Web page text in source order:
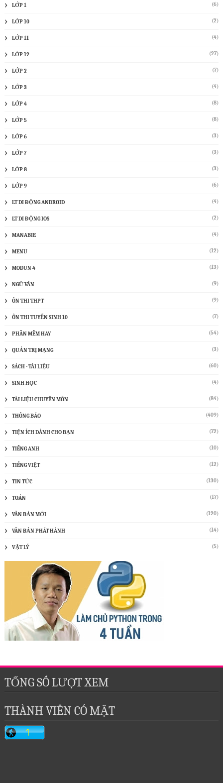
LỚP 1 (6)
LỚP 10 (2)
LỚP 11 (4)
LỚP 12 (27)
LỚP 2 (7)
LỚP 3 (4)
LỚP 4 (8)
LỚP 5 (8)
LỚP 6 (3)
LỚP 7 (3)
LỚP 8 (3)
LỚP 9 (6)
LT DI ĐỘNG ANDROID (4)
LT DI ĐỘNG IOS (2)
MANABIE (4)
MENU (12)
MODUN 4 (13)
NGỮ VĂN (9)
ÔN THI THPT (9)
ÔN THI TUYỂN SINH 10 (7)
PHẦN MỀM HAY (54)
QUẢN TRỊ MẠNG (3)
SÁCH - TÀI LIỆU (60)
SINH HỌC (4)
TÀI LIỆU CHUYÊN MÔN (84)
THÔNG BÁO (409)
TIỆN ÍCH DÀNH CHO BẠN (72)
TIẾNG ANH (10)
TIẾNG VIỆT (12)
TIN TỨC (130)
TOÁN (17)
VĂN BẢN MỚI (120)
VĂN BẢN PHÁT HÀNH (14)
VẬT LÝ (5)
TỔNG SỐ LƯỢT XEM
THÀNH VIÊN CÓ MẶT